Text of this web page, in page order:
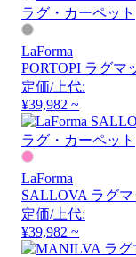
LaForma
PORTOPI ラグマ
定価/上代:
¥39,982 ~
LaForma
SALLOVA ラグマ
定価/上代:
¥39,982 ~